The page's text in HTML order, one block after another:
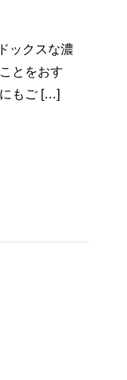
ックスな濃
とをおす
もご […]